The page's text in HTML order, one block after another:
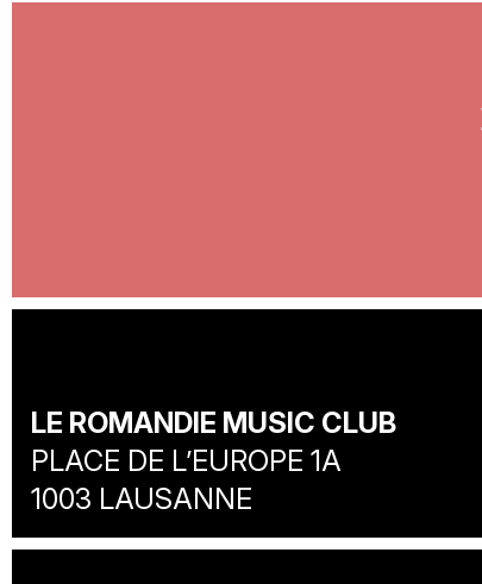
LE ROMANDIE MUSIC CLUB
PLACE DE L’EUROPE 1A
1003 LAUSANNE